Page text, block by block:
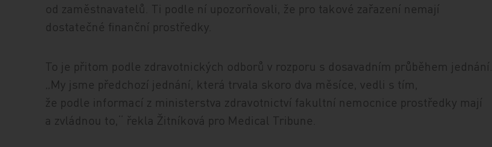
od zaměstnavatelů. Ti podle ní upozorňovali, že pro takové zařazení nemají
dostatečné finanční prostředky.
To je přitom podle zdravotnických odborů v rozporu s dosavadním průběhem jednání.
„My jsme předchozí jednání, která trvala skoro dva měsíce, vedli s tím,
že podle informací z ministerstva zdravotnictví fakultní nemocnice prostředky mají
a zvládnou to,“ řekla Žitníková pro Medical Tribune.